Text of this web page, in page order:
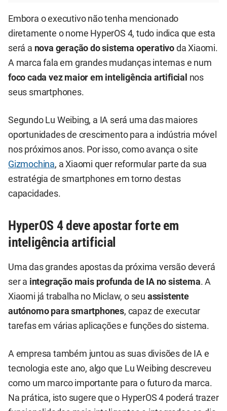
Embora o executivo não tenha mencionado
diretamente o nome HyperOS 4, tudo indica que esta
será a nova geração do sistema operativo da Xiaomi.
A marca fala em grandes mudanças internas e num
foco cada vez maior em inteligência artificial nos
seus smartphones.
Segundo Lu Weibing, a IA será uma das maiores
oportunidades de crescimento para a indústria móvel
nos próximos anos. Por isso, como avança o site
Gizmochina, a Xiaomi quer reformular parte da sua
estratégia de smartphones em torno destas
capacidades.
HyperOS 4 deve apostar forte em
inteligência artificial
Uma das grandes apostas da próxima versão deverá
ser a integração mais profunda de IA no sistema. A
Xiaomi já trabalha no Miclaw, o seu assistente
autónomo para smartphones, capaz de executar
tarefas em várias aplicações e funções do sistema.
A empresa também juntou as suas divisões de IA e
tecnologia este ano, algo que Lu Weibing descreveu
como um marco importante para o futuro da marca.
Na prática, isto sugere que o HyperOS 4 poderá trazer